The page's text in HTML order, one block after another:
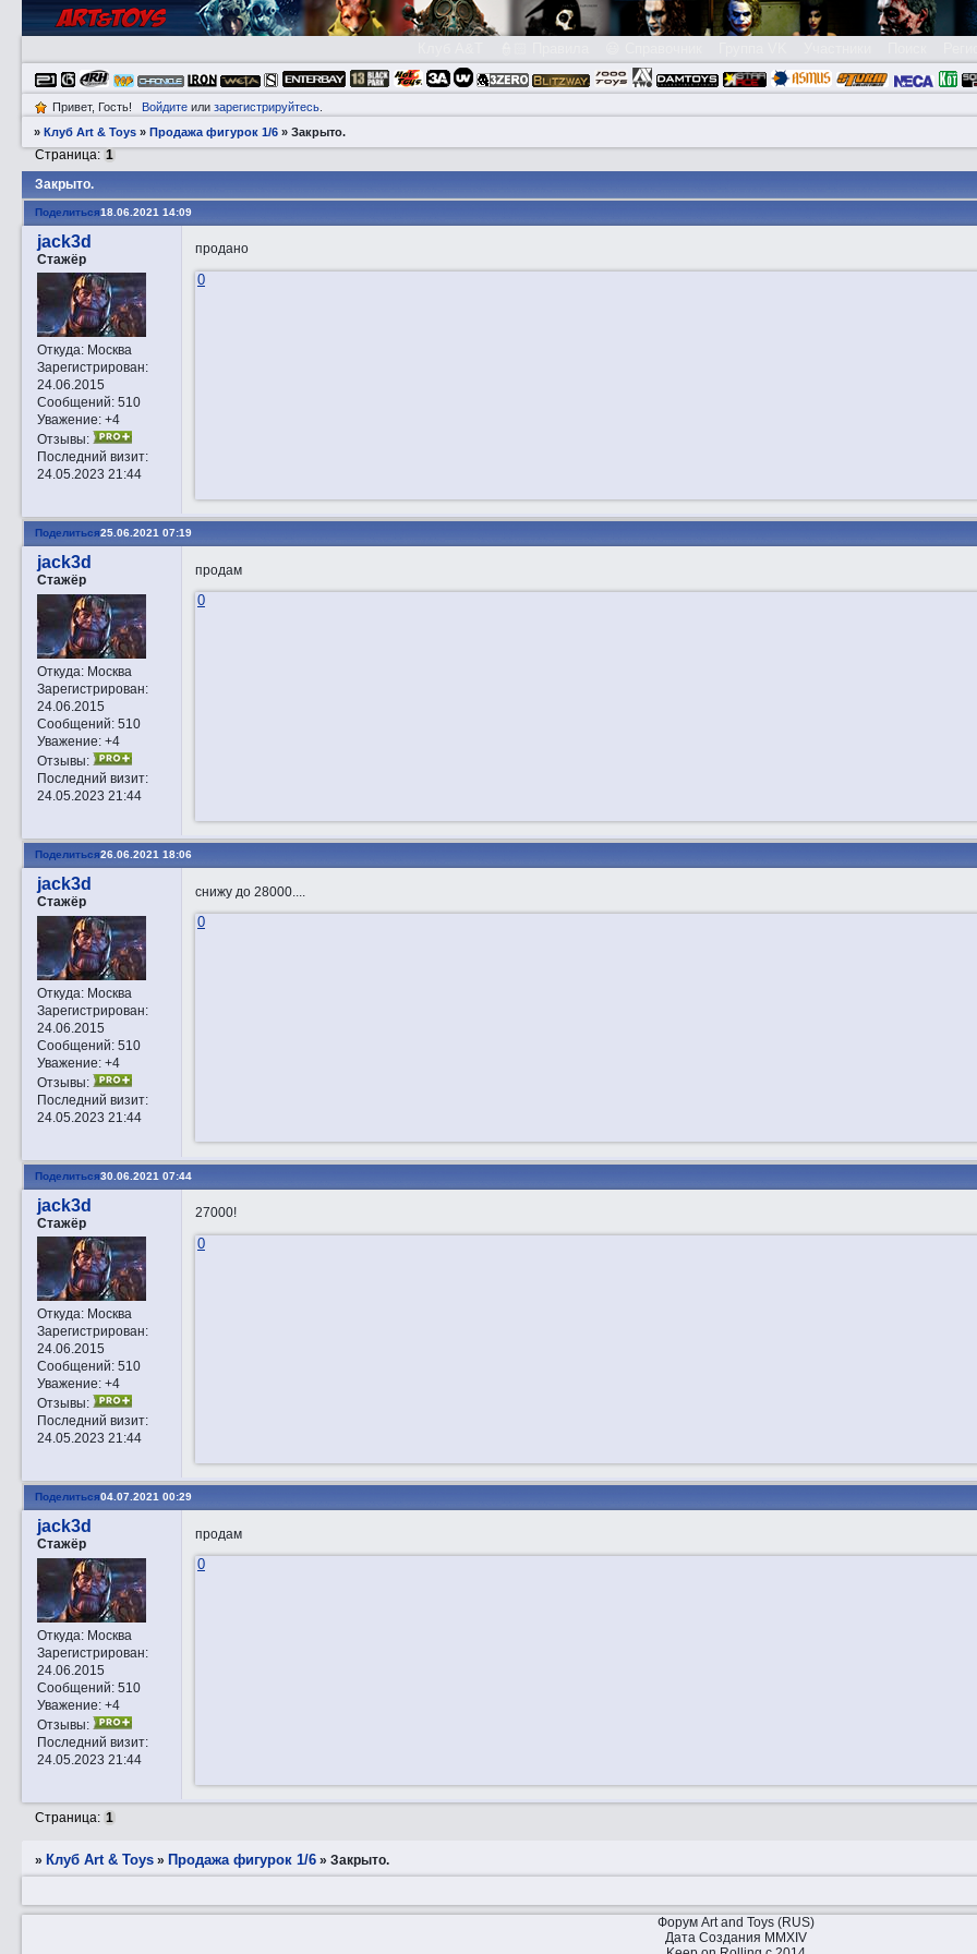
Привет, Гость! Войдитеили зарегистрируйтесь.
»Клуб Art & Toys »Продажа фигурок 1/6 »Закрытo.
Закрытo.
Страница: 1
Поделиться18.06.2021 14:09
jack3d
Стажёр
Откуда:Москва
Зарегистрирован:
24.06.2015
Сообщений:510
Уважение: +4
Отзывы:
Последний визит:
24.05.2023 21:44
продано
0
Поделиться25.06.2021 07:19
jack3d
Стажёр
Откуда:Москва
Зарегистрирован:
24.06.2015
Сообщений:510
Уважение: +4
Отзывы:
Последний визит:
24.05.2023 21:44
продам
0
Поделиться26.06.2021 18:06
jack3d
Стажёр
Откуда:Москва
Зарегистрирован:
24.06.2015
Сообщений:510
Уважение: +4
Отзывы:
Последний визит:
24.05.2023 21:44
снижу до 28000....
0
Поделиться30.06.2021 07:44
jack3d
Стажёр
Откуда:Москва
Зарегистрирован:
24.06.2015
Сообщений:510
Уважение: +4
Отзывы:
Последний визит:
24.05.2023 21:44
27000!
0
Поделиться04.07.2021 00:29
jack3d
Стажёр
Откуда:Москва
Зарегистрирован:
24.06.2015
Сообщений:510
Уважение: +4
Отзывы:
Последний визит:
24.05.2023 21:44
продам
0
Страница: 1
» Клуб Art & Toys » Продажа фигурок 1/6 »Закрытo.
Форум Art and Toys (RUS)
Дата Создания MMXIV